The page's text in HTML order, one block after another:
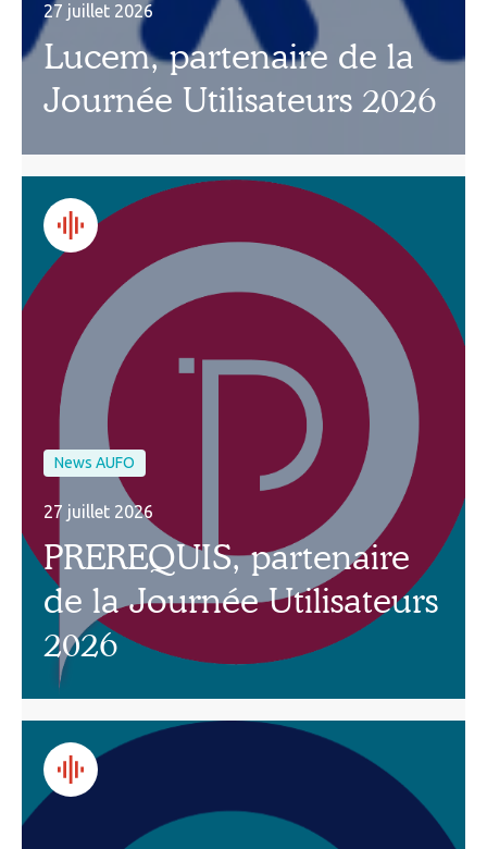
27 juillet 2026
Lucem, partenaire de la
Journée Utilisateurs 2026
News AUFO
27 juillet 2026
PREREQUIS, partenaire
de la Journée Utilisateurs
2026